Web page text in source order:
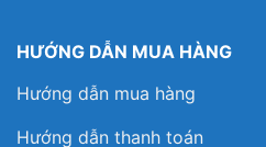
HƯỚNG DẪN MUA HÀNG
Hướng dẫn mua hàng
Hướng dẫn thanh toán